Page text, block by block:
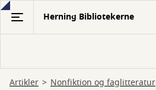
Gå
hovedindhold
Herning Bibliotekerne
Artikler Nonfiktion og faglitteratur